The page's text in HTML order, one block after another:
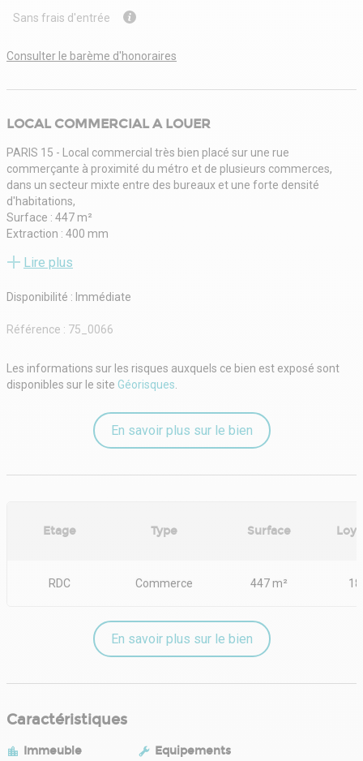
Sans frais d'entrée
Consulter le barème d'honoraires
LOCAL COMMERCIAL A LOUER
PARIS 15 - Local commercial très bien placé sur une rue
commerçante à proximité du métro et de plusieurs commerces,
dans un secteur mixte entre des bureaux et une forte densité
d'habitations,
Surface : 447 m²
Extraction : 400 mm
Bail : 6/9/10
Charges annuelles : 5.095,8 Euros
Dépôt de garantie : 3 mois
Honoraires d'agence : 30% du loyer annuel HT
N'hésitez pas à nous contacter pour plus d'information
Lire plus
Disponibilité : Immédiate
Référence : 75_0066
Les informations sur les risques auxquels ce bien est exposé sont
disponibles sur le site Géorisques.
En savoir plus sur le bien
Etage Type Surface
RDC Commerce 447 m²
En savoir plus sur le bien
Caractéristiques
Immeuble Equipements